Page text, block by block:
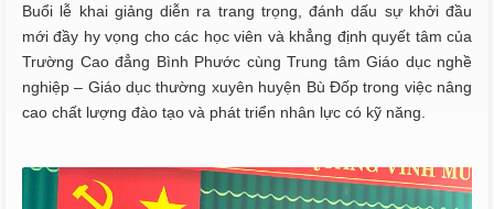
Buổi lễ khai giảng diễn ra trang trọng, đánh dấu sự khởi đầu
mới đầy hy vọng cho các học viên và khẳng định quyết tâm của
Trường Cao đẳng Bình Phước cùng Trung tâm Giáo dục nghề
nghiệp – Giáo dục thường xuyên huyện Bù Đốp trong việc nâng
cao chất lượng đào tạo và phát triển nhân lực có kỹ năng.